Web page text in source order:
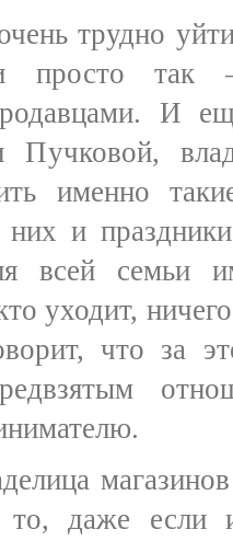
трудно
просто так
И
именно
них и
всей семьи
уходит,
что за
то, даже если